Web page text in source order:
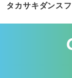
タカサキダンス